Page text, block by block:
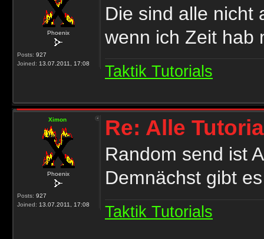
Phoenix
Posts: 927
Joined: 13.07.2011, 17:08
Die sind alle nicht
wenn ich Zeit hab
Taktik Tutorials
Ximon
Phoenix
Posts: 927
Joined: 13.07.2011, 17:08
Re: Alle
Random send ist
Demnächst gibt
Taktik Tutorials